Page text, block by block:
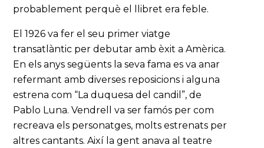
probablement perquè el llibret era feble.
El 1926 va fer el seu primer viatge
transatlàntic per debutar amb èxit a Amèrica.
En els anys següents la seva fama es va anar
refermant amb diverses reposicions i alguna
estrena com “La duquesa del candil”, de
Pablo Luna. Vendrell va ser famós per com
recreava els personatges, molts estrenats per
altres cantants. Així la gent anava al teatre